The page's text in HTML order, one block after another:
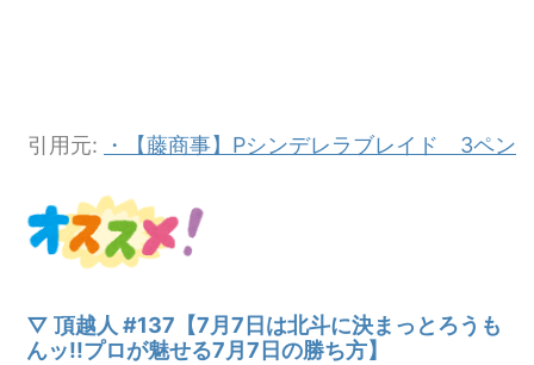
引用元: ・【藤商事】Pシンデレラブレイド 3ペン
▽ 頂越人 #137【7月7日は北斗に決まっとろうも
んッ!!プロが魅せる7月7日の勝ち方】